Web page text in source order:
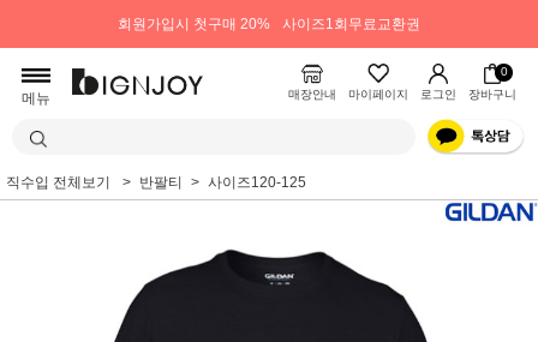
회원가입시 첫구매 20% 사이즈1회무료교환권
메뉴 매장안내 마이페이지 로그인
0
장바구니
직수입 전체보기 반팔티 사이즈120-125